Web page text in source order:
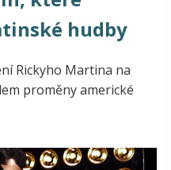
hudby
Rickyho Martina na
proměny americké